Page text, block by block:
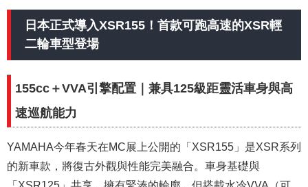
日本正式導入XSR155！首款可跑高速的XSR輕
二輪車型登場
155cc＋VVA引擎配置｜兼具125級距靈活車身與高
速巡航能力
YAMAHA今年春天在MC展上公開的「XSR155」是XSR系列
的新車款，將復古外觀與性能完美融合。車身基礎與